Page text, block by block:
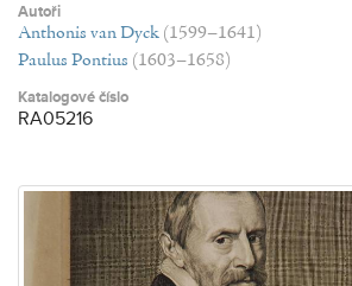
Autoři
Anthonis van Dyck (1599–1641)
Paulus Pontius (1603–1658)
Katalogové číslo
RA05216